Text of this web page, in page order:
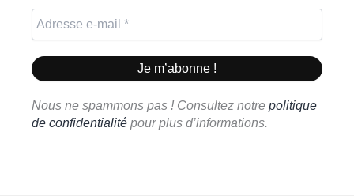
Nous ne spammons pas ! Consultez notre politique
de confidentialité pour plus d’informations.